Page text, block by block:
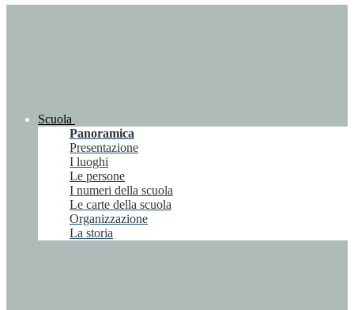
Scuola
Panoramica
Presentazione
I luoghi
Le persone
I numeri della scuola
Le carte della scuola
Organizzazione
La storia